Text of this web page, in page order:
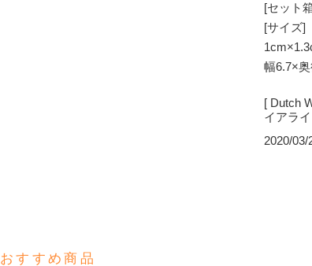
[セット
[サイズ]
幅6.7×
[ Dutch
イアラ
2020/03/
おすすめ商品